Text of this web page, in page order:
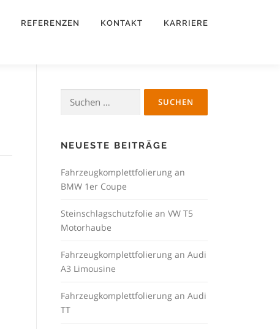
REFERENZEN KONTAKT KARRIERE
Suchen
nach:
NEUESTE BEITRÄGE
Fahrzeugkomplettfolierung an
BMW 1er Coupe
Steinschlagschutzfolie an VW T5
Motorhaube
Fahrzeugkomplettfolierung an Audi
A3 Limousine
Fahrzeugkomplettfolierung an Audi
TT